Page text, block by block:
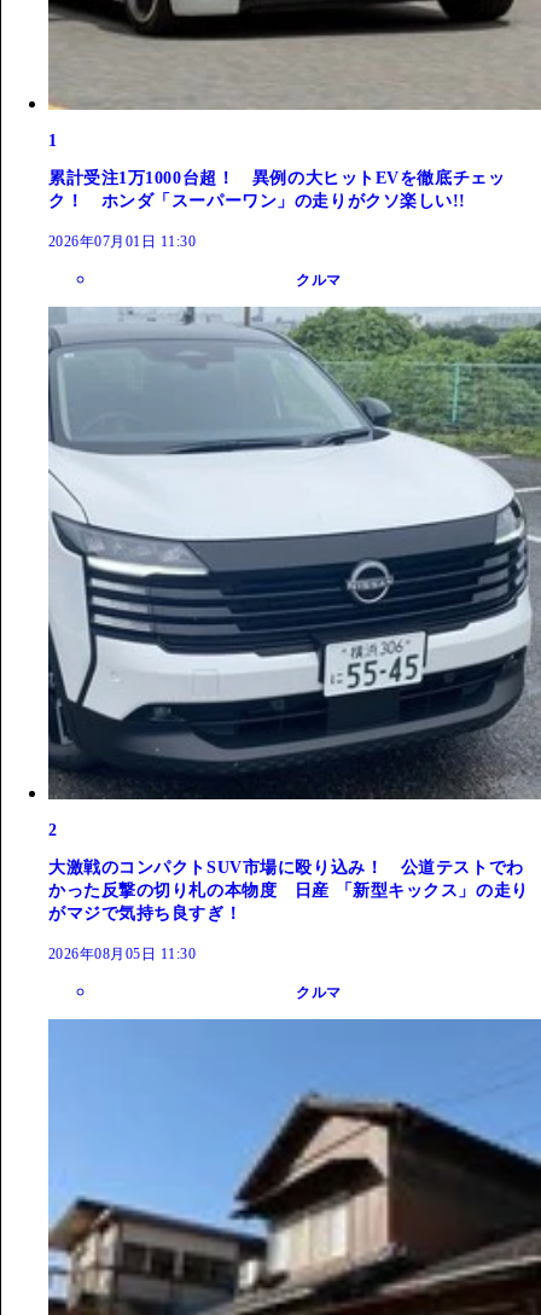
1
累計受注1万1000台超！ 異例の大ヒットEVを徹底チェッ
ク！ ホンダ「スーパーワン」の走りがクソ楽しい!!
2026年07月01日 11:30
クルマ
2
大激戦のコンパクトSUV市場に殴り込み！ 公道テストでわ
かった反撃の切り札の本物度 日産 「新型キックス」の走り
がマジで気持ち良すぎ！
2026年08月05日 11:30
クルマ